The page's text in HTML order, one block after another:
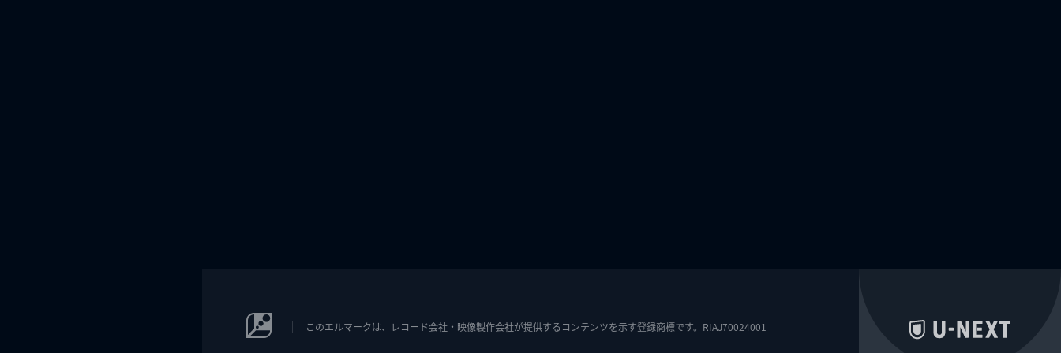
このエルマークは、レコード会社・映像製作会社が提供するコンテンツを示す登録商標です。RIAJ70024001